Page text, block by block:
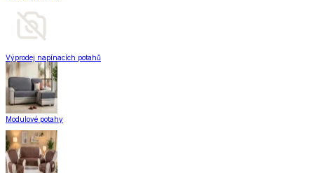
Výprodej napínacích potahů
Modulové potahy